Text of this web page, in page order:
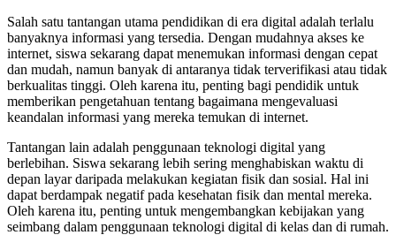
Salah satu tantangan utama pendidikan di era digital adalah terlalu
banyaknya informasi yang tersedia. Dengan mudahnya akses ke
internet, siswa sekarang dapat menemukan informasi dengan cepat
dan mudah, namun banyak di antaranya tidak terverifikasi atau tidak
berkualitas tinggi. Oleh karena itu, penting bagi pendidik untuk
memberikan pengetahuan tentang bagaimana mengevaluasi
keandalan informasi yang mereka temukan di internet.
Tantangan lain adalah penggunaan teknologi digital yang
berlebihan. Siswa sekarang lebih sering menghabiskan waktu di
depan layar daripada melakukan kegiatan fisik dan sosial. Hal ini
dapat berdampak negatif pada kesehatan fisik dan mental mereka.
Oleh karena itu, penting untuk mengembangkan kebijakan yang
seimbang dalam penggunaan teknologi digital di kelas dan di rumah.